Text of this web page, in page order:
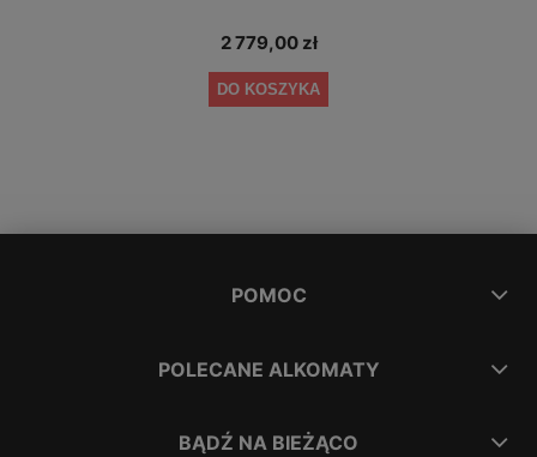
2 779,00 zł
DO KOSZYKA
POMOC
POLECANE ALKOMATY
BĄDŹ NA BIEŻĄCO